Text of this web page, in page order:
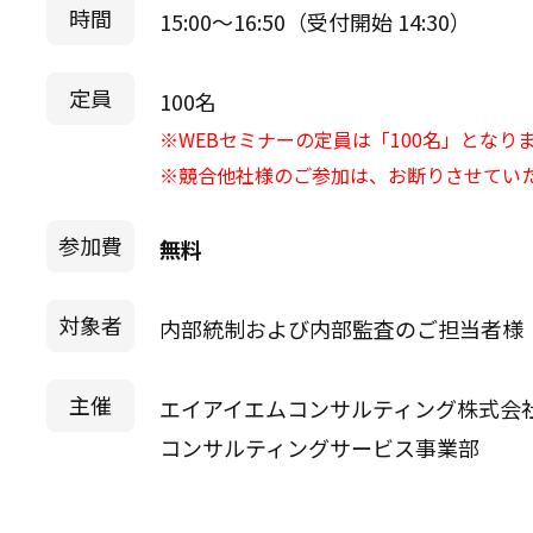
時間 15:00～16:50（受付開始 14:30）
定員 100名
※WEBセミナーの定員は「100名」となりま
※競合他社様のご参加は、お断りさせてい
参加費 無料
対象者 内部統制および内部監査のご担当者様
主催
エイアイエムコンサルティング株式会
コンサルティングサービス事業部